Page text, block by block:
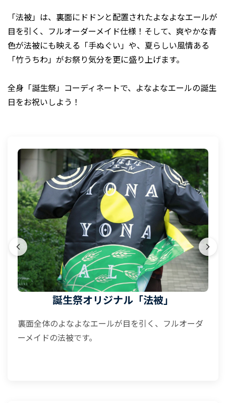
「法被」は、裏面にドドンと配置されたよなよなエールが
目を引く、フルオーダーメイド仕様！そして、爽やかな青
色が法被にも映える「手ぬぐい」や、夏らしい風情ある
「竹うちわ」がお祭り気分を更に盛り上げます。
全身「誕生祭」コーディネートで、よなよなエールの誕生
日をお祝いしよう！
誕生祭オリジナル「法被」
裏面全体のよなよなエールが目を引く、フルオーダ
ーメイドの法被です。